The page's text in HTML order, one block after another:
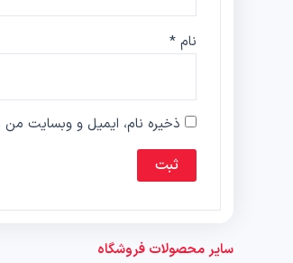
نام *
ذخیره نام، ایمیل و وبسایت من
سایر محصولات فروشگاه